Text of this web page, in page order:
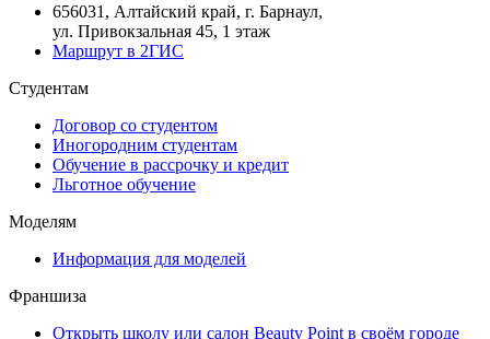
656031, Алтайский край, г. Барнаул,
ул. Привокзальная 45, 1 этаж
Маршрут в 2ГИС
Студентам
Договор со студентом
Иногородним студентам
Обучение в рассрочку и кредит
Льготное обучение
Моделям
Информация для моделей
Франшиза
Открыть школу или салон Beauty Point в своём городе